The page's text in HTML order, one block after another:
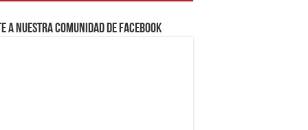
a nuestra comunidad de Facebook